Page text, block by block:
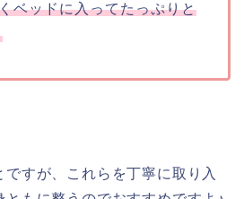
ベッドに入ってたっぷりと
ですが、これらを丁寧に取り入